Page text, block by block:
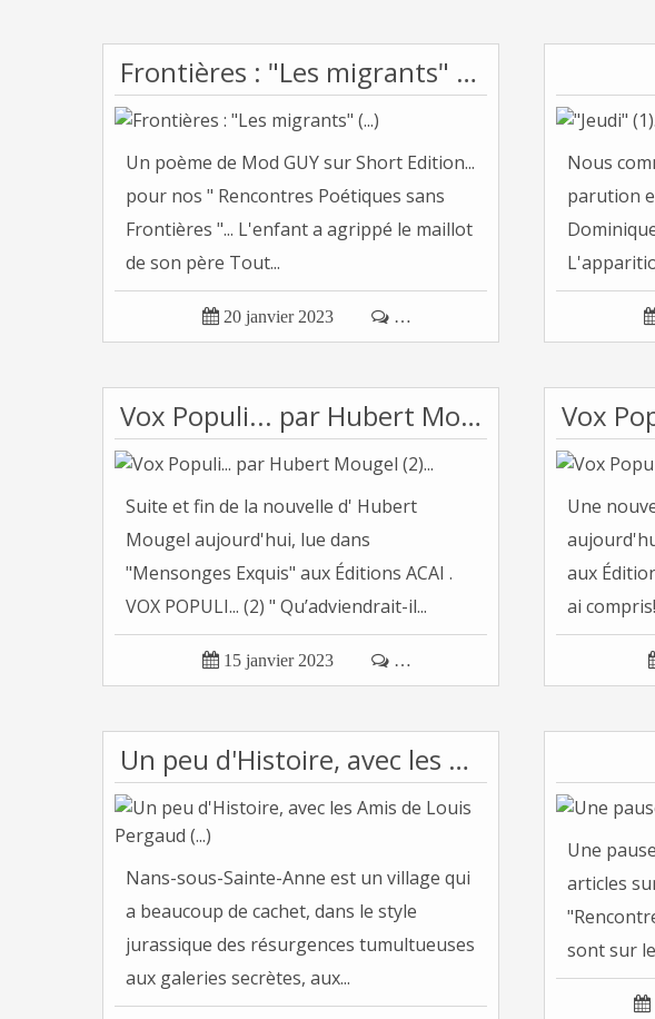
Frontières : "Les migrants" (...)
Un poème de Mod GUY sur Short Edition...
pour nos " Rencontres Poétiques sans
Frontières "... L'enfant a agrippé le maillot
de son père Tout...
 20 janvier 2023  …
Nous
parution
Vox Populi... par Hubert Mougel (2)...
Suite et fin de la nouvelle d' Hubert
Mougel aujourd'hui, lue dans
"Mensonges Exquis" aux Éditions ACAI .
VOX POPULI... (2) " Qu’adviendrait-il...
 15 janvier 2023  …
Une
aux
ai
Un peu d'Histoire, avec les Amis de Louis Pergaud (...)
Nans-sous-Sainte-Anne est un village qui
a beaucoup de cachet, dans le style
jurassique des résurgences tumultueuses
aux galeries secrètes, aux...
Une
articles
sont sur
